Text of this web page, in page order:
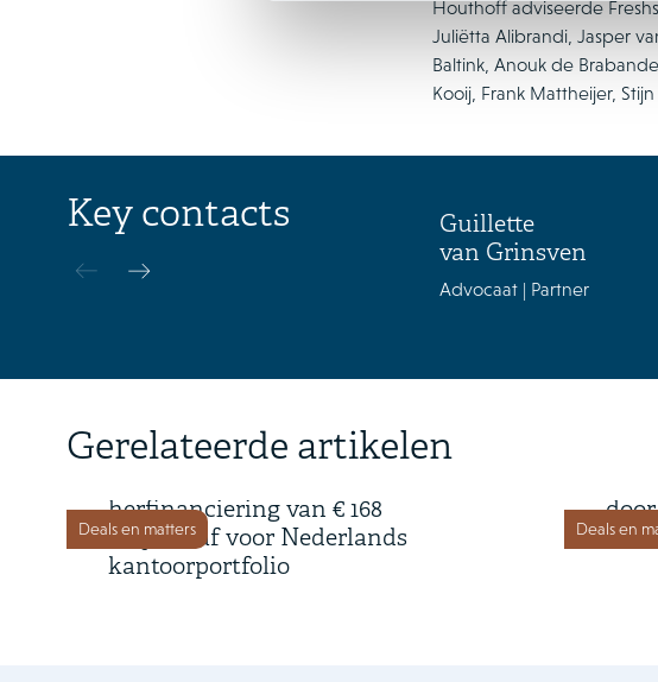
Houthoff adviseerde
Juliëtta Alibrandi, Jasper
Baltink, Anouk de
Kooij, Frank Mattheijer,
Key contacts
Guillette
van Grinsven
Advocaat | Partner
Gerelateerde artikelen
Deals en matters
16 juli 2026
herfinanciering van € 168
miljoen af voor Nederlands
kantoorportfolio
Deals en